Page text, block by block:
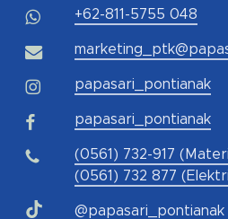
+62-811-5755 048
papasari_pontianak
papasari_pontianak
(0561) 732-917
(0561) 732 877
@papasari_pontianak